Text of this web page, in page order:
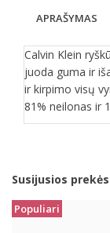
APRAŠYMAS
Calvin Klein
juoda guma ir
ir kirpimo visų
81% neilonas ir
Susijusios prekės
Populiari